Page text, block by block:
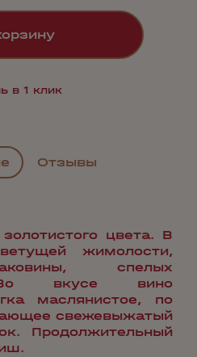
в 1 клик
Отзывы
цвета. В
жимолости,
спелых
Во вкусе вино
маслянистое, по
свежевыжатый
Продолжительный